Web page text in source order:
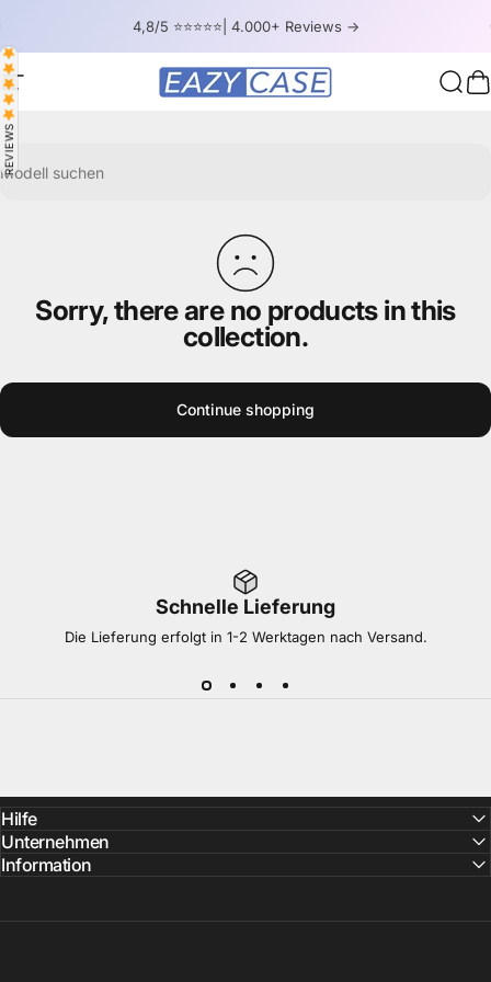
4,8/5 ⭐⭐⭐⭐⭐| 4.000+ Reviews ->
Site navigation EAZY CASE
REVIEWS
Modell suchen
Sorry, there are no products in this
collection.
Continue shopping
Schnelle Lieferung
Die Lieferung erfolgt in 1-2 Werktagen nach Versand.
Hilfe
Unternehmen
Information